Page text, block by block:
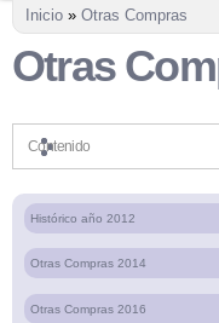
Se
Inicio » Otras Compras
Otras
Contenido
Histórico año 2012
Otras Compras 2014
Otras Compras 2016